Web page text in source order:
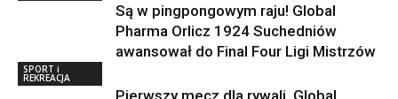
Są w pingpongowym raju! Global
Pharma Orlicz 1924 Suchedniów
awansował do Final Four Ligi Mistrzów
SPORT i
REKREACJA
Pierwszy mecz dla rywali. Global